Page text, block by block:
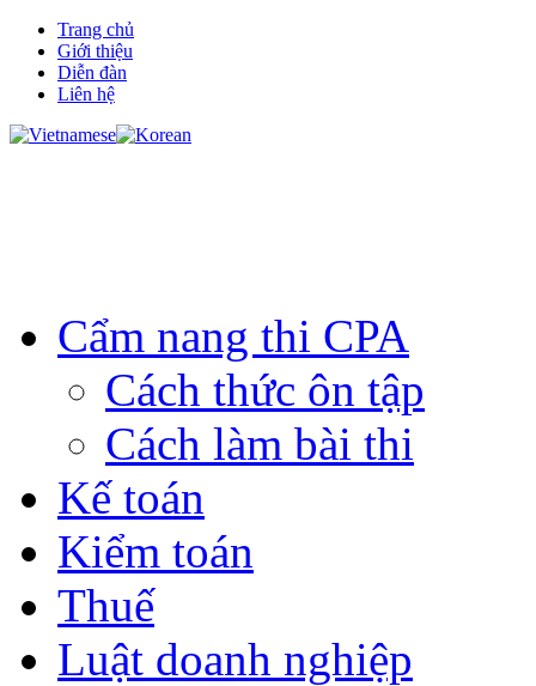
Trang chủ
Giới thiệu
Diễn đàn
Liên hệ
Cẩm nang thi CPA
Cách thức ôn tập
Cách làm bài thi
Kế toán
Kiểm toán
Thuế
Luật doanh nghiệp